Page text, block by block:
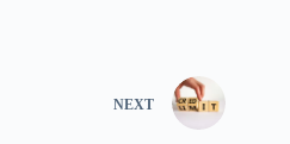
NEXT